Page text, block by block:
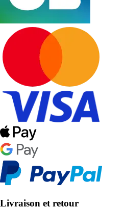
Livraison et retour